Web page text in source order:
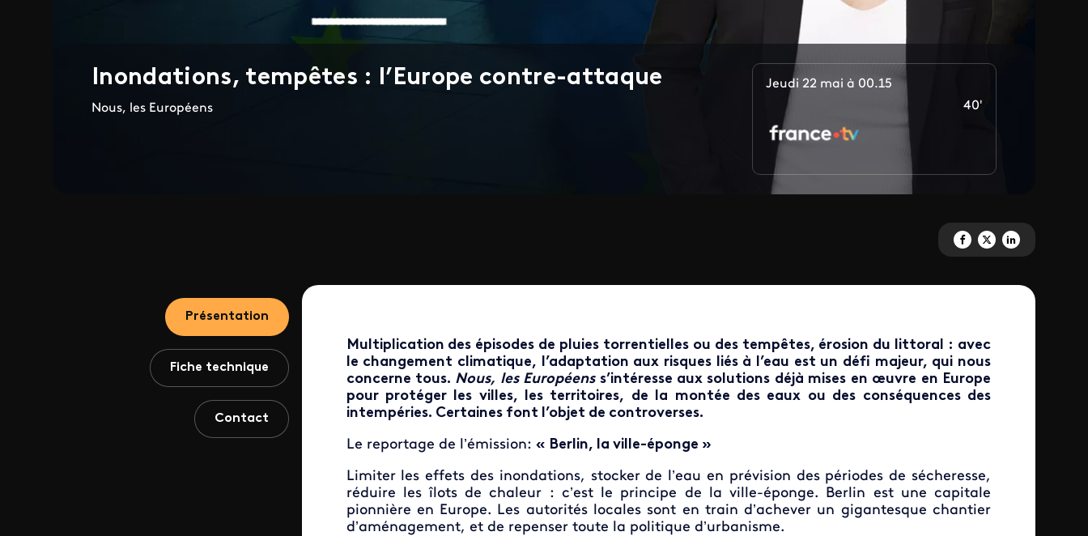
Inondations, tempêtes : l’Europe contre-attaque
Nous, les Européens
Jeudi 22 mai à 00.15
40'
Partagez 'Inondations,
Partagez 'Inondations,
Partagez
Présentation
Fiche technique
Contact
Multiplication des épisodes de pluies torrentielles ou des tempêtes, érosion du littoral : avec
le changement climatique, l’adaptation aux risques liés à l’eau est un défi majeur, qui nous
concerne tous. Nous, les Européenss’intéresse aux solutions déjà mises en œuvre en Europe
pour protéger les villes, les territoires, de la montée des eaux ou des conséquences des
intempéries. Certaines font l’objet de controverses.
Le reportage de l’émission: « Berlin, la ville-éponge »
Limiter les effets des inondations, stocker de l’eau en prévision des périodes de sécheresse,
réduire les îlots de chaleur : c’est le principe de la ville-éponge. Berlin est une capitale
pionnière en Europe. Les autorités locales sont en train d’achever un gigantesque chantier
d’aménagement, et de repenser toute la politique d’urbanisme.